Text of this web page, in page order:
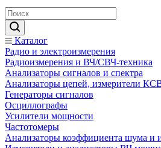
Каталог
Радио и электроизмерения
Радиоизмерения и ВЧ/СВЧ-техника
Анализаторы сигналов и спектра
Анализаторы цепей, измерители
Генераторы сигналов
Осциллографы
Усилители мощности
Частотомеры
Анализаторы коэффициента шума и